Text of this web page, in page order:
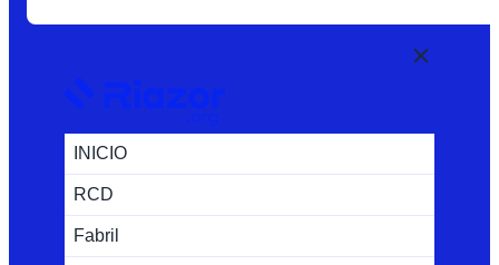
INICIO
RCD
Fabril